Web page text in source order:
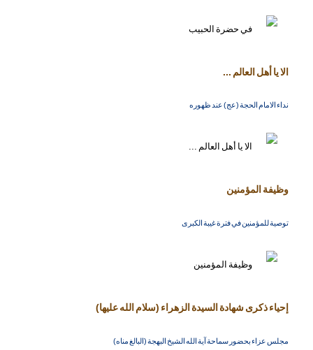
الا يا أهل العالم ...
نداء الامام الحجة (عج) عند ظهوره
وظيفة المؤمنين
توصية للمؤمنين في فترة غيبة الكبرى
إحياء ذكرى شهادة السيدة الزهراء (سلام الله عليها)
مجلس عزاء بحضور سماحة آية الله الشيخ البهجة (البالغ مناه)